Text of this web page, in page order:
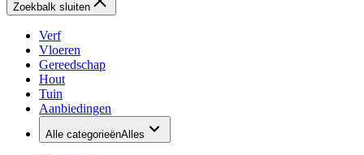
Zoekbalk sluiten
Verf
Vloeren
Gereedschap
Hout
Tuin
Aanbiedingen
Alle categorieënAlles